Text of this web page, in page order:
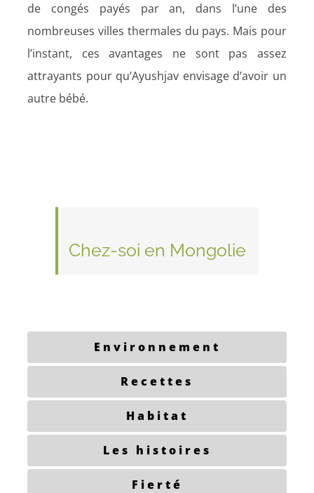
de congés payés par an, dans l’une des
nombreuses villes thermales du pays. Mais pour
l’instant, ces avantages ne sont pas assez
attrayants pour qu’Ayushjav envisage d’avoir un
autre bébé.
Chez-soi en Mongolie
Environnement
Recettes
Habitat
Les histoires
Fierté